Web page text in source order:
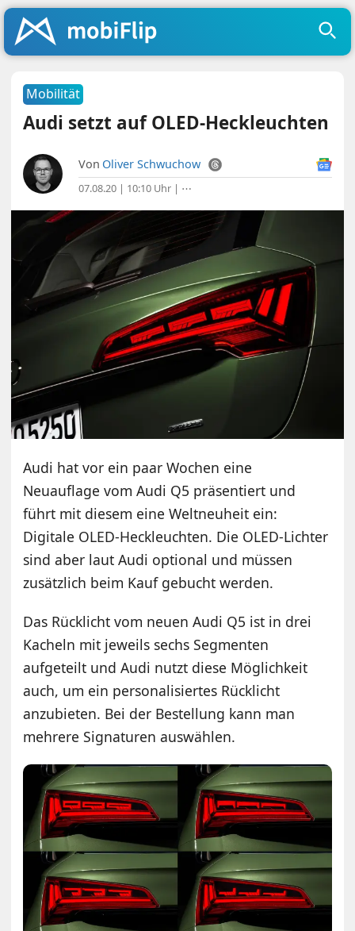
Mobilität
Audi setzt auf OLED-Heckleuchten
Von Oliver Schwuchow
07.08.20 | 10:10 Uhr | ⋯
Audi hat vor ein paar Wochen eine
Neuauflage vom Audi Q5 präsentiert und
führt mit diesem eine Weltneuheit ein:
Digitale OLED-Heckleuchten. Die OLED-Lichter
sind aber laut Audi optional und müssen
zusätzlich beim Kauf gebucht werden.
Das Rücklicht vom neuen Audi Q5 ist in drei
Kacheln mit jeweils sechs Segmenten
aufgeteilt und Audi nutzt diese Möglichkeit
auch, um ein personalisiertes Rücklicht
anzubieten. Bei der Bestellung kann man
mehrere Signaturen auswählen.